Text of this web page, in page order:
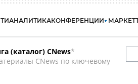
АНАЛИТИКАКОНФЕРЕНЦИИ МАРКЕТ
(каталог) CNews*
CNews по ключевому